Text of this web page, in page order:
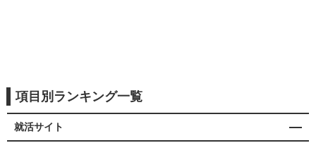
項目別ランキング一覧
就活サイト